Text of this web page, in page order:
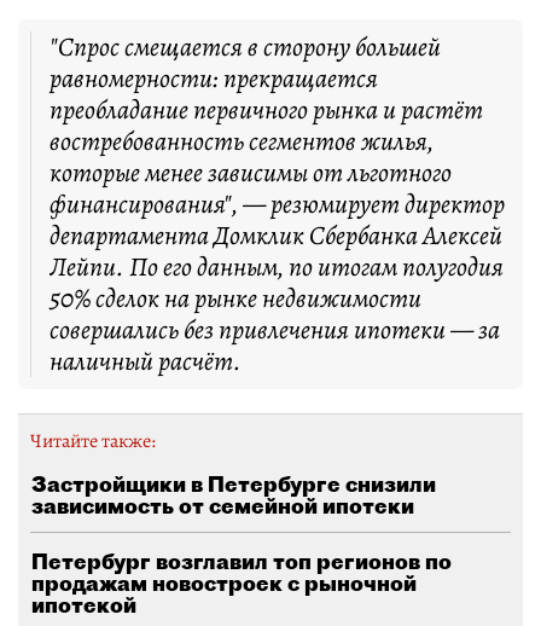
"Спрос смещается в сторону большей
равномерности: прекращается
преобладание первичного рынка и растёт
востребованность сегментов жилья,
которые менее зависимы от льготного
финансирования", — резюмирует директор
департамента Домклик Сбербанка Алексей
Лейпи. По его данным, по итогам полугодия
50% сделок на рынке недвижимости
совершались без привлечения ипотеки — за
наличный расчёт.
Читайте также:
Застройщики в Петербурге снизили
зависимость от семейной ипотеки
Петербург возглавил топ регионов по
продажам новостроек с рыночной
ипотекой